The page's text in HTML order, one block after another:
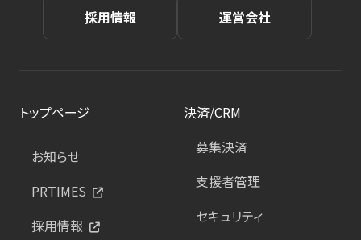
採用情報 運営会社
トップページ
お知らせ
PRTIMES
採用情報
決済/CRM
募集決済
支援者管理
セキュリティ